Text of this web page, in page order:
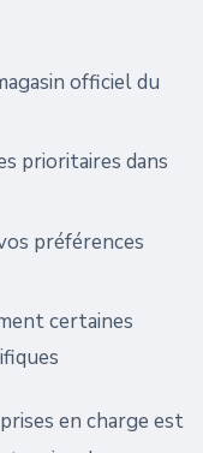
officiel du
prioritaires dans
préférences
certaines
en charge est